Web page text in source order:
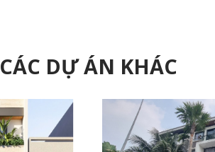
CÁC DỰ ÁN KHÁC